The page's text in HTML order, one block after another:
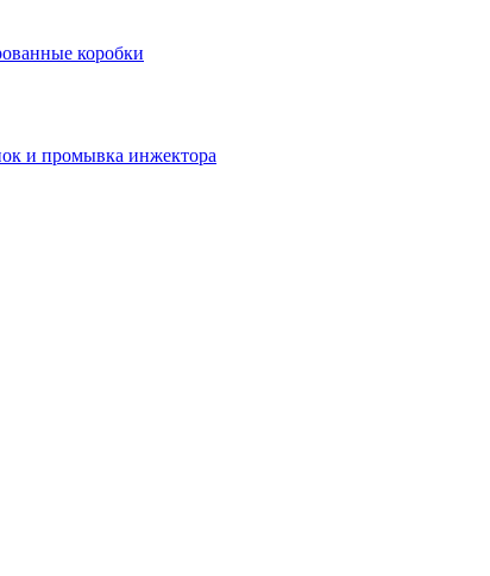
коробки
и промывка инжектора